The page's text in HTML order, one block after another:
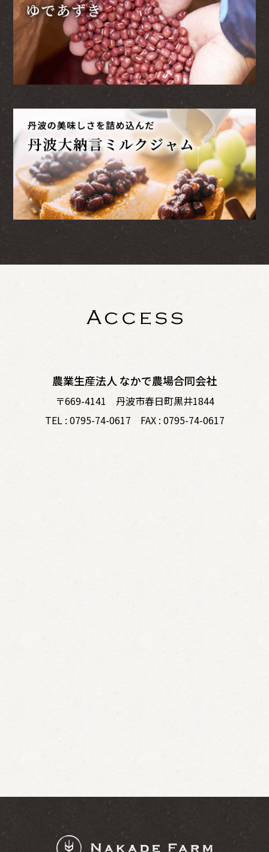
農業生産法人 なかで農場合同会社
〒669-4141 丹波市春日町黒井1844
TEL : 0795-74-0617 FAX : 0795-74-0617